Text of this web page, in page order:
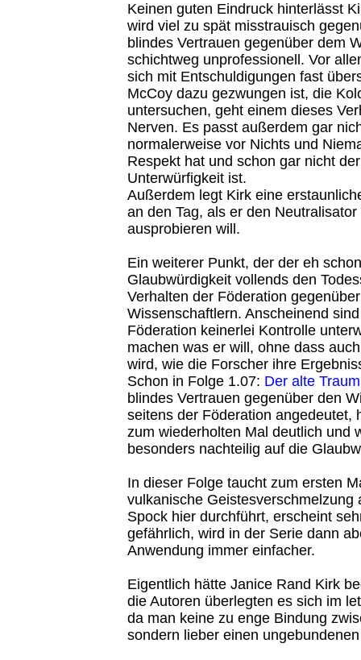
Keinen guten Eindruck hinterlässt
wird viel zu spät misstrauisch
blindes Vertrauen gegenüber dem
schichtweg unprofessionell. Vor
sich mit Entschuldigungen fast
McCoy dazu gezwungen ist, die
untersuchen, geht einem dieses
Nerven. Es passt außerdem gar
normalerweise vor Nichts und
Respekt hat und schon gar nicht
Unterwürfigkeit ist.
Außerdem legt Kirk eine
an den Tag, als er den
ausprobieren will.
Ein weiterer Punkt, der der eh
Glaubwürdigkeit vollends den
Verhalten der Föderation
Wissenschaftlern. Anscheinend
Föderation keinerlei Kontrolle
machen was er will, ohne dass
wird, wie die Forscher ihre
Schon in Folge 1.07: Der alte Traum
blindes Vertrauen gegenüber den
seitens der Föderation angedeutet,
zum wiederholten Mal deutlich und
besonders nachteilig auf die
In dieser Folge taucht zum ersten
vulkanische Geistesverschmelzung
Spock hier durchführt, erscheint
gefährlich, wird in der Serie dann
Anwendung immer einfacher.
Eigentlich hätte Janice Rand Kirk
die Autoren überlegten es sich im
da man keine zu enge Bindung
sondern lieber einen